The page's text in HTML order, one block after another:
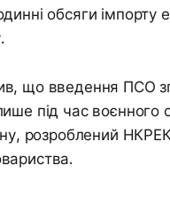
обсяги імпорту
що введення ПСО
під час воєнного
розроблений